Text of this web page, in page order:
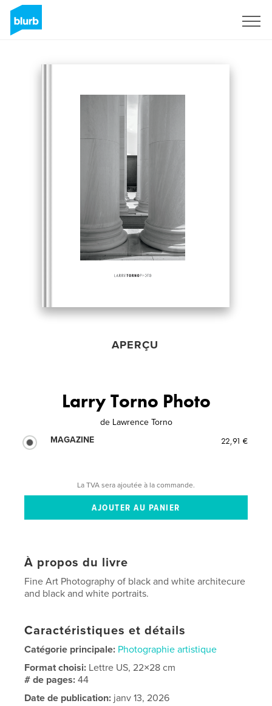
APERÇU
Larry Torno Photo
de Lawrence Torno
MAGAZINE
22,91 €
La TVA sera ajoutée à la commande.
À propos du livre
Fine Art Photography of black and white architecure
and black and white portraits.
Caractéristiques et détails
Catégorie principale: Photographie artistique
Format choisi: Lettre US, 22×28 cm
# de pages:44
Date de publication: janv 13, 2026